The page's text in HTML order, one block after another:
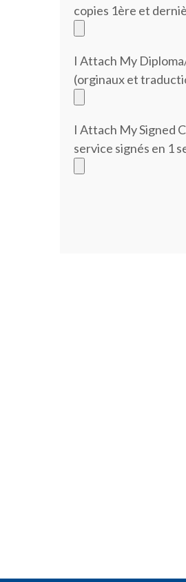
copies 1ère et
I Attach My
(orginaux et
I Attach My Signed
service signés en 1